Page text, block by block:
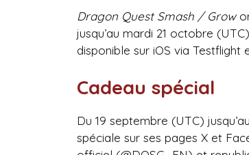
Dragon Quest Smash / Grow
jusqu’au mardi 21 octobre
disponible sur iOS via Testflight
Cadeau spécial
Du 19 septembre (UTC)
spéciale sur ses pages X et